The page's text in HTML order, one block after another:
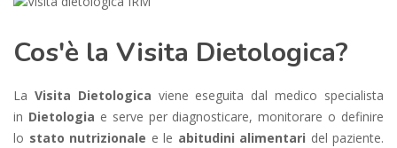
Cos'è la Visita Dietologica?
La Visita Dietologica viene eseguita dal medico specialista
in Dietologia e serve per diagnosticare, monitorare o definire
lo stato nutrizionale e le abitudini alimentari del paziente.